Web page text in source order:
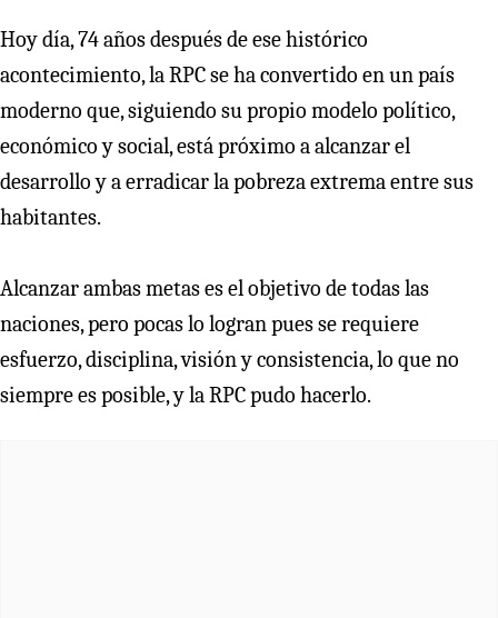
Hoy día, 74 años después de ese histórico
acontecimiento, la RPC se ha convertido en un país
moderno que, siguiendo su propio modelo político,
económico y social, está próximo a alcanzar el
desarrollo y a erradicar la pobreza extrema entre sus
habitantes.
Alcanzar ambas metas es el objetivo de todas las
naciones, pero pocas lo logran pues se requiere
esfuerzo, disciplina, visión y consistencia, lo que no
siempre es posible, y la RPC pudo hacerlo.